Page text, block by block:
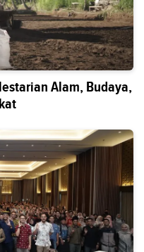
Alam, Budaya,